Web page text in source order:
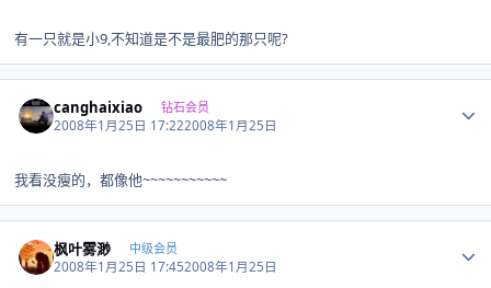
有一只就是小9,不知道是不是最肥的那只呢?
canghaixiao 钻石会员
2008年1月25日 17:222008年1月25日
我看没瘦的，都像他~~~~~~~~~~~
枫叶雾渺 中级会员
2008年1月25日 17:452008年1月25日